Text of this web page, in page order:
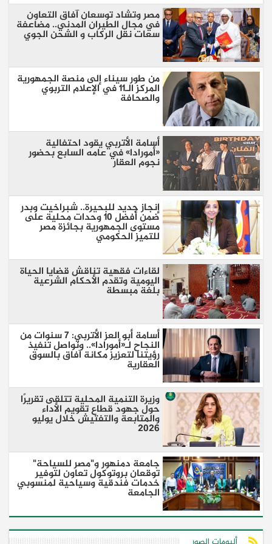
مصر وتشاد توسعان آفاق التعاون
في مجال الطيران المدني.. مضاعفة
سعات نقل الركاب و الشحن الجوي
من طور سيناء إلى منصة الجمهورية
المركز الـ11 في الإعلام التربوي
والصحافة
أسامة الأتربي يقود احتفالية
«أمورادا» في عامه السابع بحضور
نجوم العقار
إنجاز جديد للبحيرة.. شبراخيت وبدر
ضمن أفضل 10 وحدات محلية على
مستوى الجمهورية بجائزة مصر
للتميز الحكومي
لقاءات فقهية تناقش قضايا الحياة
اليومية وتقدم الأحكام الشرعية
بلغة مبسطة
أسامة أبو العز الأتربي: 7 سنوات من
النجاح لـ«أمورادا».. ونواصل تنفيذ
رؤيتنا لتعزيز مكانة آفاق بالسوق
العقارية
وزيرة التنمية المحلية تتلقى تقريرًا
حول جهود قطاع تقويم الأداء
والمتابعة والتفتيش خلال يوليو
2026
جامعة دمنهور و"مصر للسياحة"
توقعان بروتوكول تعاون لتوفير
خدمات فندقية وسياحية لمنسوبي
الجامعة